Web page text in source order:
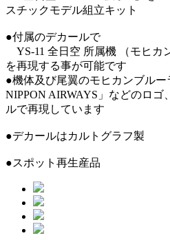
スチックモデル組立キット
●付属のデカールで
YS-11 全日空 所属機 （モヒカ
を再現する事が可能です
●機体及び尾翼のモヒカンブル
NIPPON AIRWAYS」などのロ
ルで再現しています
●デカールはカルトグラフ製
●スポット再生産品